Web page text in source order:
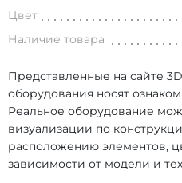
Цвет
Наличие товара
Представленные на сайте
оборудования носят
Реальное оборудование
визуализации по
расположению элементов,
зависимости от модели и